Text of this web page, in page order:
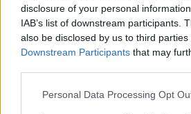
disclosure of your personal
IAB’s list of downstream participants.
also be disclosed by us to third parties
Downstream Participants that may
Personal Data Processing Opt